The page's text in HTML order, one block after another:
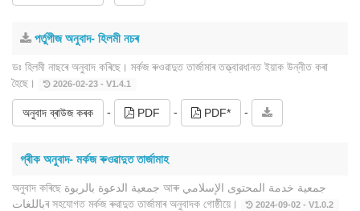
পৰ্তুগীজ অনুবাদ- হিলমী নচৰ
ডঃ হিলমী নাছৰে অনুবাদ কৰিছে। মৰ্কজ ৰুওৱাদুত তাৰ্জামাৰ তত্ত্বাৱধানত ইয়াক উন্নীত কৰা
হৈছে।
2026-02-23 - V1.4.1
অনুবাদ ব্ৰাউজ কৰক - PDF - PDF* -
গ্ৰীক অনুবাদ- মৰ্কজ ৰুওৱাদুত তাৰ্জামাহ
অনুবাদ কৰিছে جمعية الدعوة بالربوة আৰু جمعية خدمة المحتوى الإسلامي
باللغاتৰ সহযোগত মৰ্কজ ৰুৱাদুত তাৰ্জামাৰ অনুবাদক গোষ্ঠীয়ে।
2024-09-02 - V1.0.2